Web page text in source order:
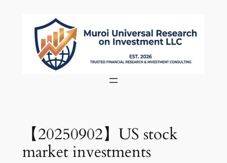
【20250902】US stock
market investments